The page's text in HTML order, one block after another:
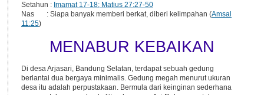
Setahun : Imamat 17-18; Matius 27:27-50
Nas : Siapa banyak memberi berkat, diberi kelimpahan (Amsal
11:25)
MENABUR KEBAIKAN
Di desa Arjasari, Bandung Selatan, terdapat sebuah gedung
berlantai dua bergaya minimalis. Gedung megah menurut ukuran
desa itu adalah perpustakaan. Bermula dari keinginan sederhana